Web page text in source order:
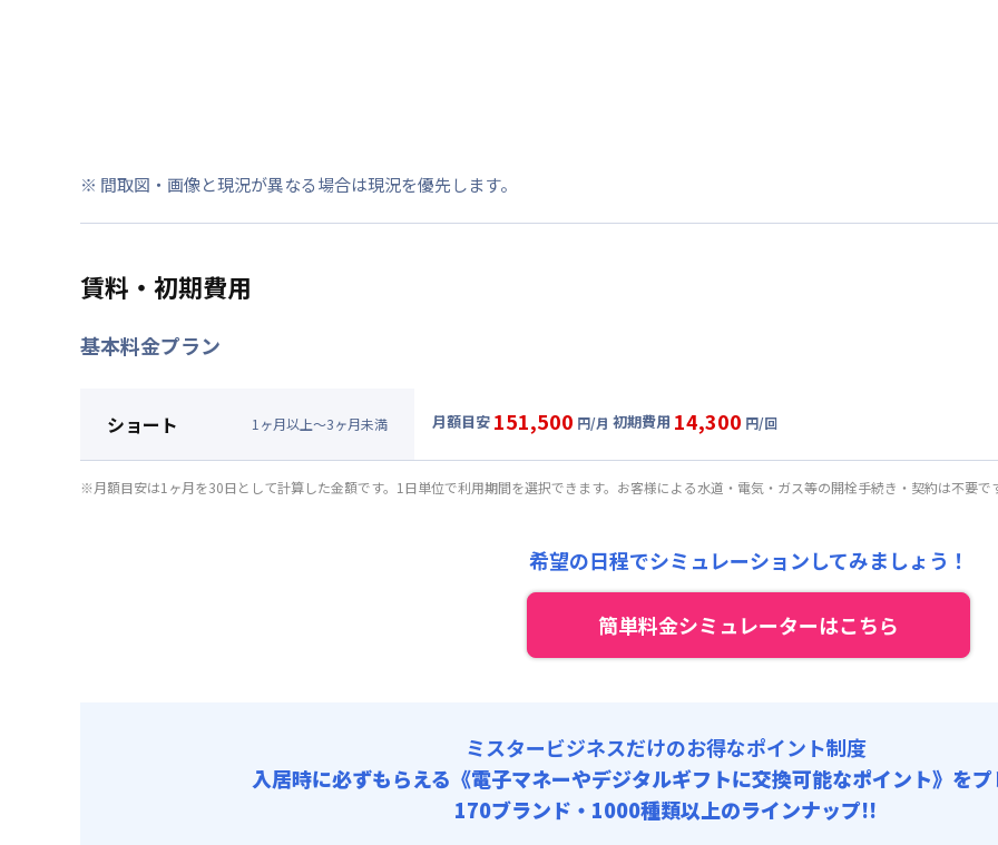
※ 間取図・画像と現況が異なる場合は現況を優先します。
賃料・初期費用
基本料金プラン
ショート 1 ヶ月以上～3ヶ月未満 月額目安 151,500 円/月 初期費用 14,300 円/回
月額賃料目安(30日利用)
8,000円/回 (税抜)
37,500円/月 (1,250円/日)
※月額目安は1ヶ月を30日として計算した金額です。1日単位で利用期間を選択できます。お客様による水道・電気・ガス等の開栓手続き・契約は不要で
希望の日程でシミュレーションしてみましょう！
簡単料金シミュレーターはこちら
ミスタービジネスだけのお得なポイント制度
入居時に必ずもらえる 《電子マネーやデジタルギフトに交換可能なポイント》を
170ブランド・1000種類以上のラインナップ!!